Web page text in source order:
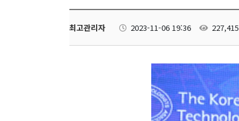
최고관리자 2023-11-06 19:36 227,415